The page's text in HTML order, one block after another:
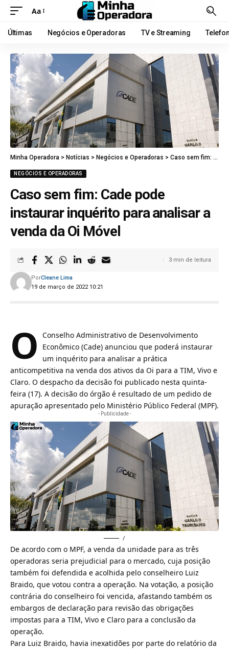
Aa
Últimas Negócios e Operadoras TV e Streaming
Minha Operadora > Notícias > Negócios e Operadoras > Caso sem fim: Cade pode instaurar inquérito para analisar a venda da Oi Móvel
NEGÓCIOS E OPERADORAS
Caso sem fim: Cade pode
instaurar inquérito para analisar a
venda da Oi Móvel
19 de março de 2022 10:21
PorCleane Lima
3 min de leitura
O Conselho Administrativo de Desenvolvimento
Econômico (Cade) anunciou que poderá instaurar
um inquérito para analisar a prática
anticompetitiva na venda dos ativos da Oi para a TIM, Vivo e
Claro. O despacho da decisão foi publicado nesta quinta-
feira (17). A decisão do órgão é resultado de um pedido de
apuração apresentado pelo Ministério Público Federal (MPF).
- Publicidade -
/
De acordo com o MPF, a venda da unidade para as três
operadoras seria prejudicial para o mercado, cuja posição
também foi defendida e acolhida pelo conselheiro Luiz
Braido, que votou contra a operação. Na votação, a posição
contrária do conselheiro foi vencida, afastando também os
embargos de declaração para revisão das obrigações
impostas para a TIM, Vivo e Claro para a conclusão da
operação.
Para Luiz Braido, havia inexatidões por parte do relatório da